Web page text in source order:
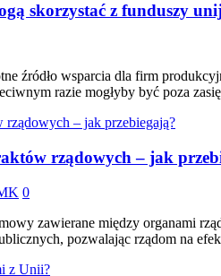
skorzystać z funduszy
źródło wsparcia dla firm
razie mogłyby być poza
rządowych – jak
0
zawierane między organami
pozwalając rządom na